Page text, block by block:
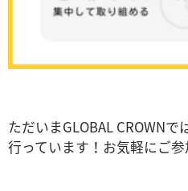
ただいまGLOBAL CROWN
行っています！お気軽にご